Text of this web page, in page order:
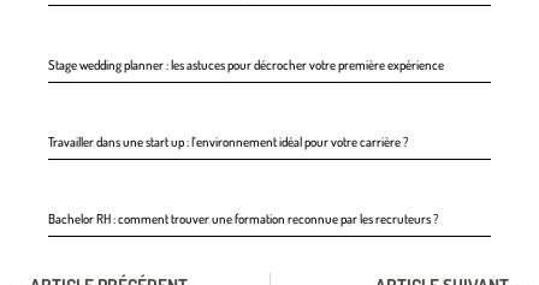
Stage wedding planner : les astuces pour décrocher votre première expérience
Travailler dans une start up : l’environnement idéal pour votre carrière ?
Bachelor RH : comment trouver une formation reconnue par les recruteurs ?